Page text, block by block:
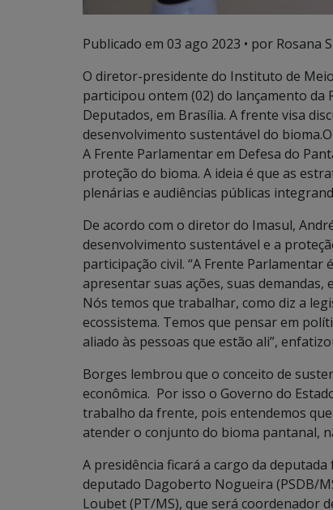
Publicado em 03 ago 2023 • por Rosana
O diretor-presidente do Instituto de
participou ontem (02) do lançamento da
Deputados, em Brasília. A frente visa
desenvolvimento sustentável do
A Frente Parlamentar em Defesa do
proteção do bioma. A ideia é que as
plenárias e audiências públicas
De acordo com o diretor do Imasul,
desenvolvimento sustentável e a
participação civil. “A Frente Parlamentar
apresentar suas ações, suas
Nós temos que trabalhar, como diz a
ecossistema. Temos que pensar em
aliado às pessoas que estão ali”,
Borges lembrou que o conceito de
econômica. Por isso o Governo do
trabalho da frente, pois entendemos
atender o conjunto do bioma pantanal,
A presidência ficará a cargo da
deputado Dagoberto Nogueira (PSDB/
Loubet (PT/MS), que será coordenador